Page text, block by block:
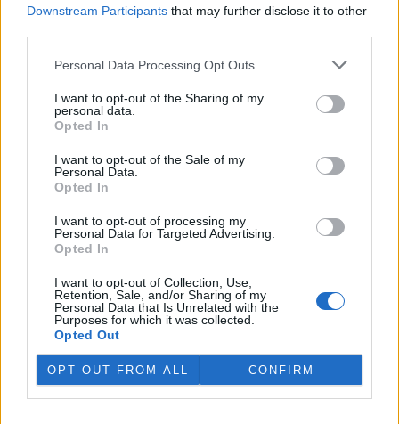
Downstream Participants that may further disclose it to other
Personal Data Processing Opt Outs
I want to opt-out of the Sharing of my
personal data.
Opted In
I want to opt-out of the Sale of my
Personal Data.
Opted In
I want to opt-out of processing my
Personal Data for Targeted Advertising.
Opted In
I want to opt-out of Collection, Use,
Retention, Sale, and/or Sharing of my
Personal Data that Is Unrelated with the
Purposes for which it was collected.
Opted Out
OPT OUT FROM ALL CONFIRM
V Japonsku, které bojuje s extrémními vedry, uhynuly
4.8.2026 12:42 (ČTK)
Diskuse: 2
Tři lvice v zoologické zahradě v
horka. Japonsko se toto léto
potýká s vlnami extrémních
veder, napsal zpravodajský server
Ghanský parlament schválil přísný zákon na ochranu
kakaových plantáží
Ghanský parlament schválil
zákon, podle kterého místním
farmářům hrozí až 20 let
úřadů přemění svou kakaovou
plantáž na jiný účel. Informovala o tom agentura AP; zákon nyní
čeká na podpis prezidenta Johna Mahamy.